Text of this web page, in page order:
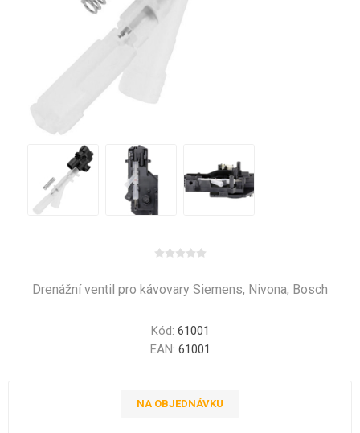
Drenážní ventil pro kávovary Siemens, Nivona, Bosch
Kód: 61001
EAN: 61001
NA OBJEDNÁVKU